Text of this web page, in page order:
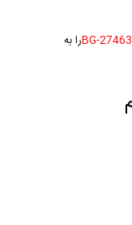
BG-27463را به